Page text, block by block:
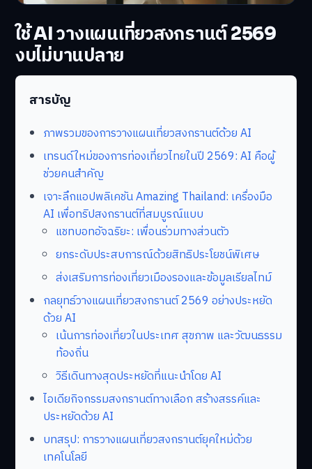
ใช้ AI วางแผนเที่ยวสงกรานต์ 2569
งบไม่บานปลาย
สารบัญ
ภาพรวมของการวางแผนเที่ยวสงกรานต์ด้วย AI
เทรนด์ใหม่ของการท่องเที่ยวไทยในปี 2569: AI คือผู้
ช่วยคนสำคัญ
เจาะลึกแอปพลิเคชัน Amazing Thailand: เครื่องมือ
AI เพื่อทริปสงกรานต์ที่สมบูรณ์แบบ
แชทบอทอัจฉริยะ: เพื่อนร่วมทางส่วนตัว
ยกระดับประสบการณ์ด้วยสิทธิประโยชน์พิเศษ
ส่งเสริมการท่องเที่ยวเมืองรองและข้อมูลเรียลไทม์
กลยุทธ์วางแผนเที่ยวสงกรานต์ 2569 อย่างประหยัด
ด้วย AI
เน้นการท่องเที่ยวในประเทศ สุขภาพ และวัฒนธรรม
ท้องถิ่น
วิธีเดินทางสุดประหยัดที่แนะนำโดย AI
ไอเดียกิจกรรมสงกรานต์ทางเลือก สร้างสรรค์และ
ประหยัดด้วย AI
บทสรุป: การวางแผนเที่ยวสงกรานต์ยุคใหม่ด้วย
เทคโนโลยี